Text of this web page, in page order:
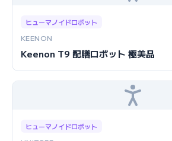
ヒューマノイドロボット
KEENON
Keenon T9 配膳ロボット 極美品
ヒューマノイドロボット